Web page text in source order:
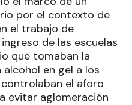
por el contexto de
el trabajo de
de las escuelas
que tomaban la
en gel a los
el aforo
evitar aglomeración